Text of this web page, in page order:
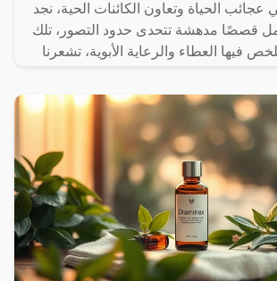
عجائب الحياة وتعاون الكائنات الحية، نجد
قصصًا مدهشة تتحدى حدود التصور، تلك
فيها العطاء والرعاية الأبوية، تشعرنا